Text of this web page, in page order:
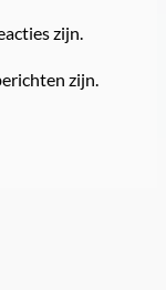
zijn.
zijn.